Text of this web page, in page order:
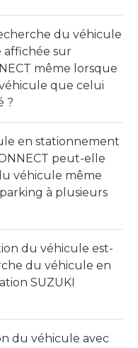
du véhicule
affichée sur
même lorsque
que celui
?
en stationnement
peut-elle
véhicule même
à plusieurs
du véhicule est-
du véhicule en
SUZUKI
du véhicule avec